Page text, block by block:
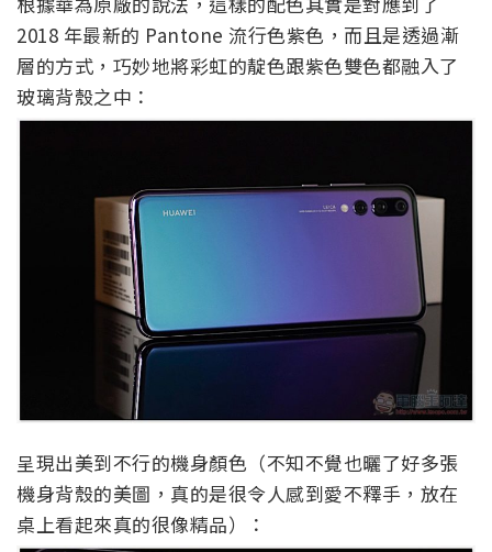
2018 年最新的 Pantone 流行色紫色，而且是透過漸
層的方式，巧妙地將彩虹的靛色跟紫色雙色都融入了
玻璃背殼之中：
呈現出美到不行的機身顏色（不知不覺也曬了好多張
機身背殼的美圖，真的是很令人感到愛不釋手，放在
桌上看起來真的很像精品）：